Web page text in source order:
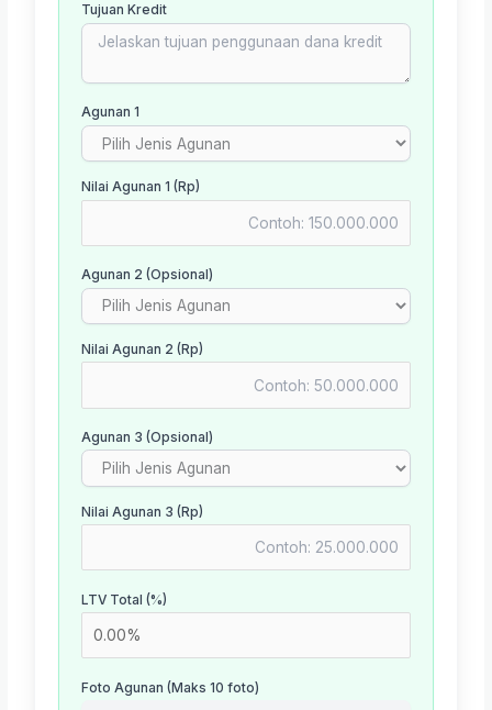
Tujuan Kredit
Agunan 1
Nilai Agunan 1 (Rp)
Agunan 2 (Opsional)
Nilai Agunan 2 (Rp)
Agunan 3 (Opsional)
Nilai Agunan 3 (Rp)
LTV Total (%)
Foto Agunan (Maks 10 foto)